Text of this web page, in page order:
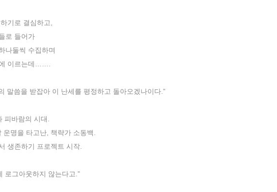
기로 결심하고,
로 들어가
나둘씩 수집하며
이르는데…….
말씀을 받잡아 이 난세를 평정하고 돌아오겠나이다.”
피바람의 시대.
운명을 타고난, 책략가 소동백.
생존하기 프로젝트 시작.
로그아웃하지 않는다고.”